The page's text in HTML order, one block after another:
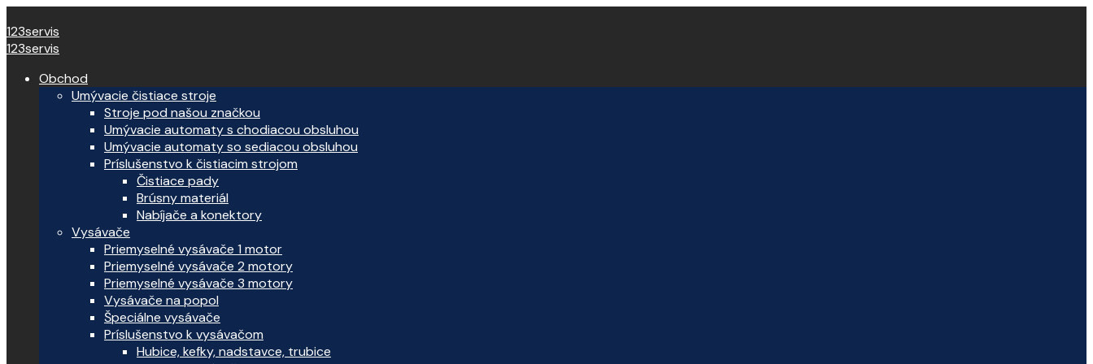
123servis
123servis
Obchod
Umývacie čistiace stroje
Stroje pod našou značkou
Umývacie automaty s chodiacou obsluhou
Umývacie automaty so sediacou obsluhou
Príslušenstvo k čistiacim strojom
Čistiace pady
Brúsny materiál
Nabíjače a konektory
Vysávače
Priemyselné vysávače 1 motor
Priemyselné vysávače 2 motory
Priemyselné vysávače 3 motory
Vysávače na popol
Špeciálne vysávače
Príslušenstvo k vysávačom
Hubice, kefky, nadstavce, trubice